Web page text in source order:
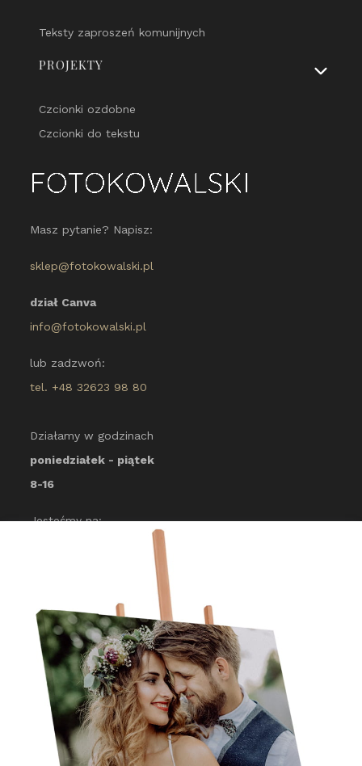
Teksty zaproszeń komunijnych
PROJEKTY
Czcionki ozdobne
Czcionki do tekstu
Masz pytanie? Napisz:
sklep@fotokowalski.pl
dział Canva
info@fotokowalski.pl
lub zadzwoń:
tel. +48 32623 98 80
Działamy w godzinach
poniedziałek - piątek
8-16
Jesteśmy na:
ul. Oświęcimska 100
32-500 Chrzanów
NIP: PL6281453304
Sklep internetowy Shoper Premium